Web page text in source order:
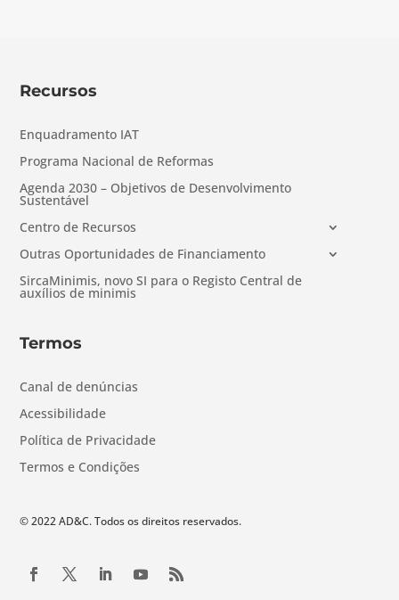
Recursos
Enquadramento IAT
Programa Nacional de Reformas
Agenda 2030 – Objetivos de Desenvolvimento
Sustentável
Centro de Recursos
Outras Oportunidades de Financiamento
SircaMinimis, novo SI para o Registo Central de
auxílios de minimis
Termos
Canal de denúncias
Acessibilidade
Política de Privacidade
Termos e Condições
© 2022 AD&C. Todos os direitos reservados.